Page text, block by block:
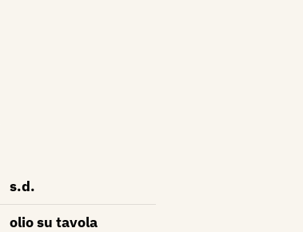
s.d.
olio su tavola